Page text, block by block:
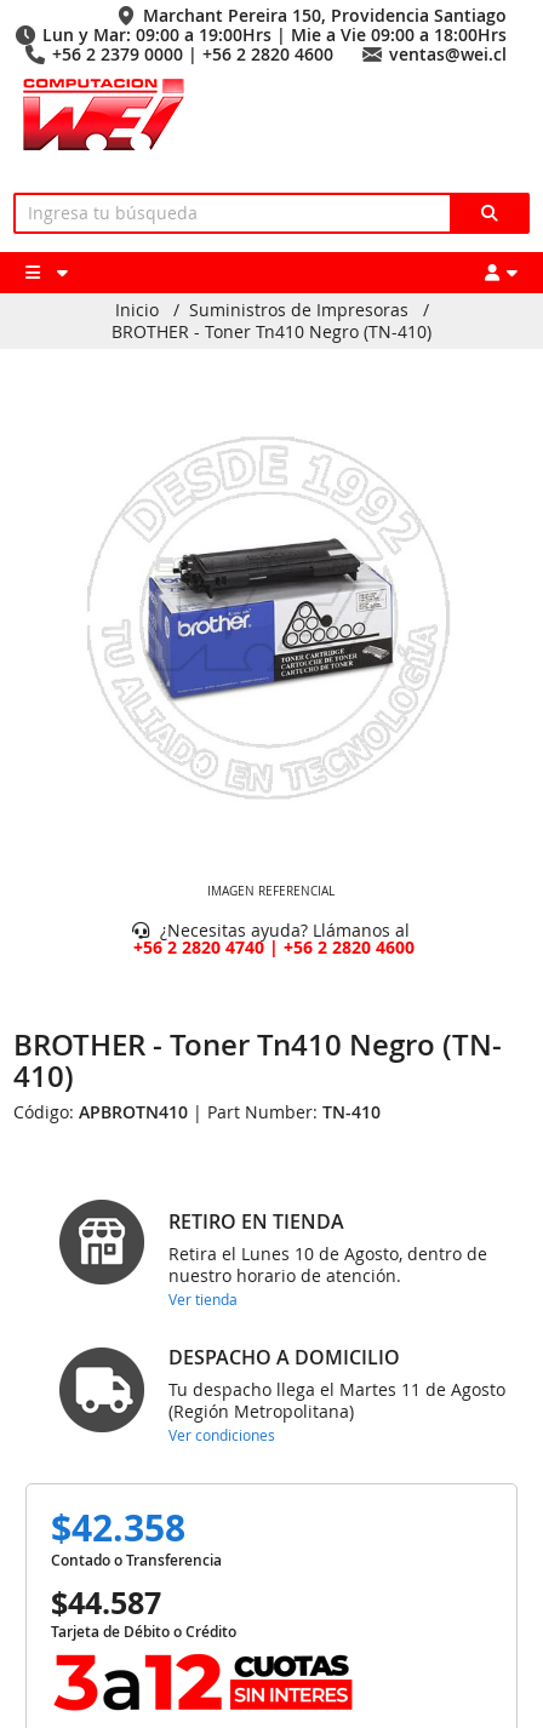
Marchant Pereira 150, Providencia Santiago
Lun y Mar: 09:00 a 19:00Hrs | Mie a Vie 09:00 a 18:00Hrs
+56 2 2379 0000 | +56 2 2820 4600
ventas@wei.cl
Inicio / Suministros de Impresoras
/
BROTHER - Toner Tn410 Negro (TN-410)
IMAGEN REFERENCIAL
¿Necesitas ayuda? Llámanos al
+56 2 2820 4740 | +56 2 2820 4600
BROTHER - Toner Tn410 Negro (TN-
410)
Código:APBROTN410 | Part Number:TN-410
RETIRO EN TIENDA
Retira el Lunes 10 de Agosto, dentro de
nuestro horario de atención.
Ver tienda
DESPACHO A DOMICILIO
Tu despacho llega el Martes 11 de Agosto
(Región Metropolitana)
Ver condiciones
$42.358
Contado o Transferencia
$44.587
Tarjeta de Débito o Crédito